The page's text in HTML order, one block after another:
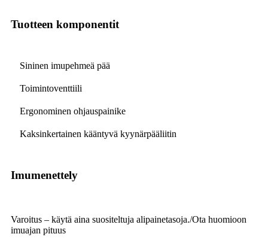
Tuotteen komponentit
Sininen imupehmeä pää
Toimintoventtiili
Ergonominen ohjauspainike
Kaksinkertainen kääntyvä kyynärpääliitin
Imumenettely
Varoitus – käytä aina suositeltuja alipainetasoja./Ota huomioon
imuajan pituus